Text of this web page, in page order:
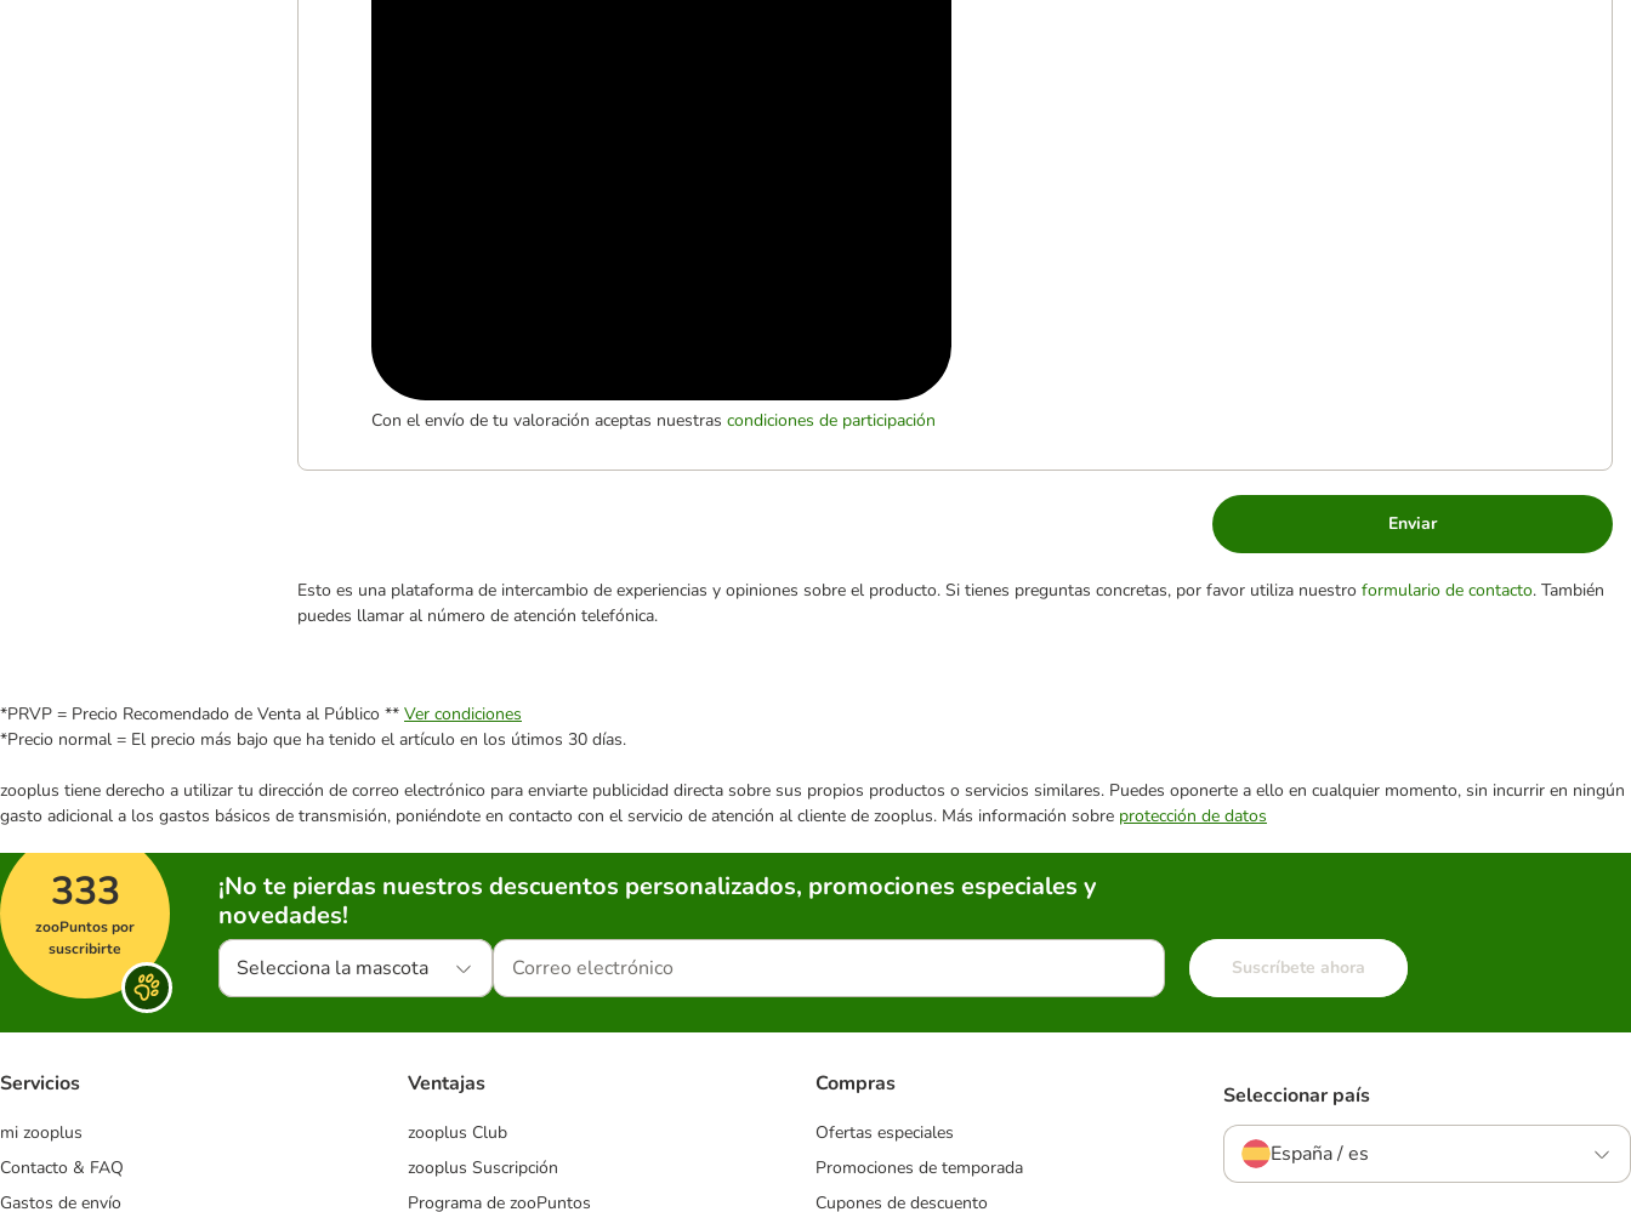
Con el envío de tu valoración aceptas nuestras condiciones de participación
Enviar
Esto es una plataforma de intercambio de experiencias y opiniones sobre el producto. Si tienes preguntas concretas, por favor utiliza nuestro formulario de contacto. También
puedes llamar al número de atención telefónica.
*PRVP = Precio Recomendado de Venta al Público ** Ver condiciones
*Precio normal = El precio más bajo que ha tenido el artículo en los útimos 30 días.
zooplus tiene derecho a utilizar tu dirección de correo electrónico para enviarte publicidad directa sobre sus propios productos o servicios similares. Puedes oponerte a ello en cualquier momento, sin incurrir en ningún
gasto adicional a los gastos básicos de transmisión, poniéndote en contacto con el servicio de atención al cliente de zooplus. Más información sobre protección de datos
333
zooPuntos por
suscribirte
¡No te pierdas nuestros descuentos personalizados, promociones especiales y
novedades!
Selecciona la mascota Suscríbete ahora
Servicios
mi zooplus
Contacto & FAQ
Gastos de envío
Ventajas
zooplus Club
zooplus Suscripción
Programa de zooPuntos
Compras
Ofertas especiales
Promociones de temporada
Cupones de descuento
Seleccionar país
España / es